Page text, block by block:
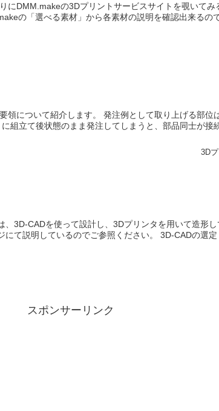
にDMM.makeの3Dプリントサービスサイトを覗いてみ
の「選べる素材」から各素材の説明を確認出来るの
領について紹介します。 発注例として取り上げる部位
組立て後状態のまま発注してしまうと、部品同士が接
3D
3D-CADを使って設計し、3Dプリンタを用いて造形
て説明しているのでご参照ください。 3D-CADの選定
スポンサーリンク